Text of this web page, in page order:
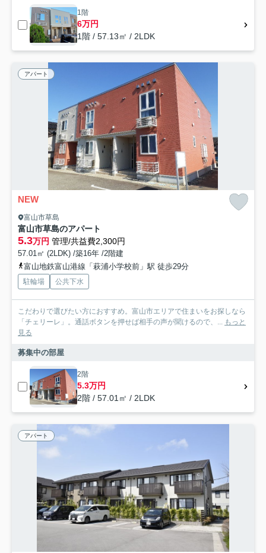
1階
6万円
1階 / 57.13㎡ / 2LDK
アパート
NEW
富山市草島
富山市草島のアパート
5.3万円 管理/共益費2,300円
57.01㎡ (2LDK) /築16年 /2階建
富山地鉄富山港線「萩浦小学校前」駅 徒歩29分
駐輪場 公共下水
こだわりで選びたい方におすすめ。富山市エリアで住まいをお探しなら
「チェリーレ」。通話ボタンを押せば相手の声が聞けるので、... もっと
見る
募集中の部屋
2階
5.3万円
2階 / 57.01㎡ / 2LDK
アパート